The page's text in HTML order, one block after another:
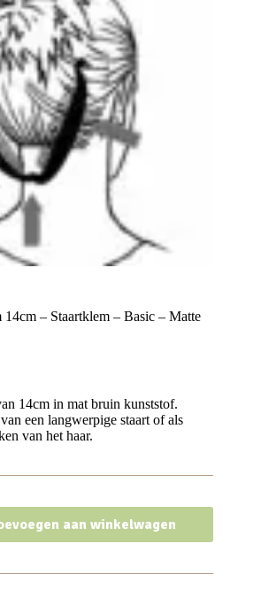
14cm – Staartklem – Basic – Matte
14cm in mat bruin kunststof.
een langwerpige staart of als
van het haar.
aan winkelwagen